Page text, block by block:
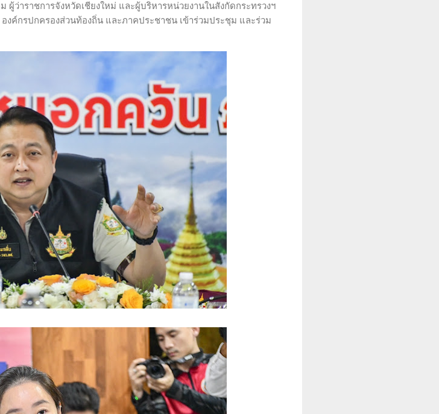
ผู้ว่าราชการจังหวัดเชียงใหม่ และผู้บริหารหน่วยงานในสังกัดกระทรวงฯ
ค์กรปกครองส่วนท้องถิ่น และภาคประชาชน เข้าร่วมประชุม และร่วม